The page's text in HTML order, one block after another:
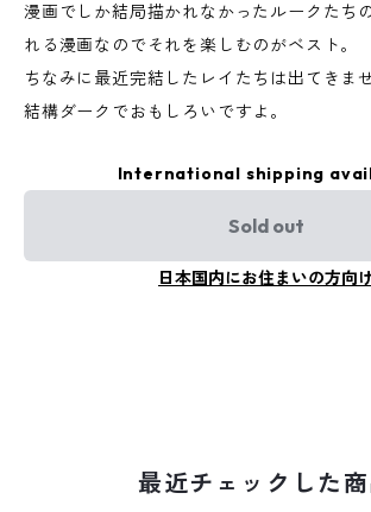
漫画でしか結局描かれなかったルークたち
れる漫画なのでそれを楽しむのがベスト。
ちなみに最近完結したレイたちは出てきませ
結構ダークでおもしろいですよ。
International shipping
Sold out
日本国内にお住まいの方向
最近チェックした